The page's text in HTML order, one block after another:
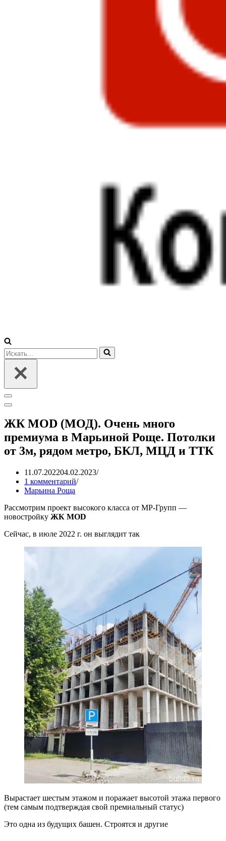
Искать...
Меню
навигации
Меню
ЖК MOD (МОД). Очень много
премиума в Марьиной Роще. Потолки
от 3м, рядом метро, БКЛ, МЦД и ТТК
11.07.202204.02.2023
1 комментарий
Марьина Роща
Рассмотрим проект высокого класса от МР-Групп —
новостройку ЖК MOD
Сейчас, в июле 2022 г. он выглядит так
Вырастает шестым этажом и поражает высотой этажа первого
(тем самым подтверждая свой премиальный статус)
Это одна из будущих башен. Строятся и другие